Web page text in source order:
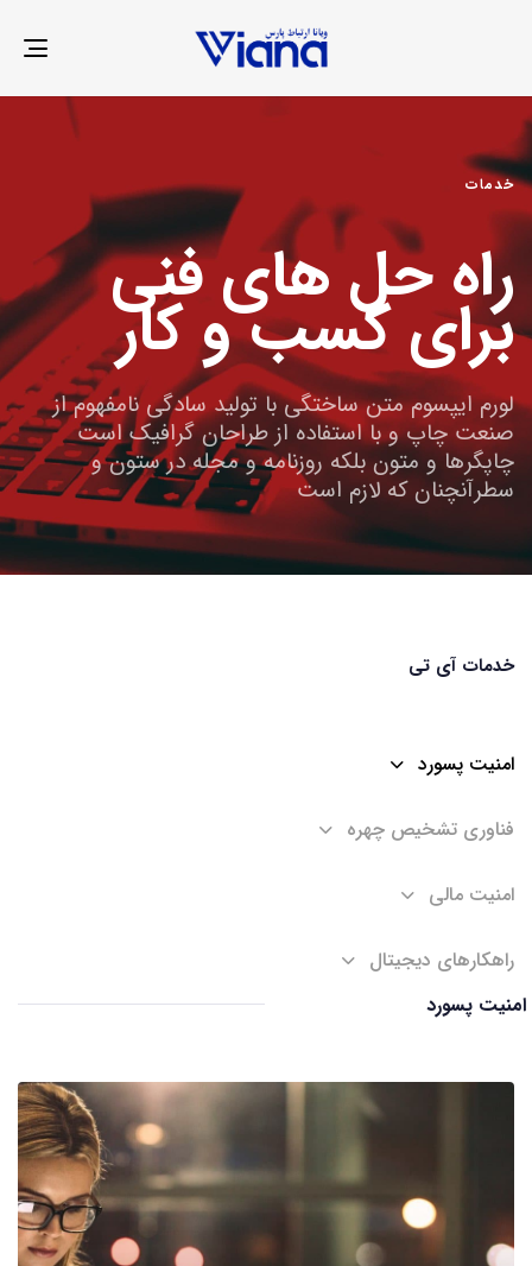
خدمات
راه حل های فنی
برای کسب و کار
لورم ایپسوم متن ساختگی با تولید سادگی نامفهوم از
صنعت چاپ و با استفاده از طراحان گرافیک است
چاپگرها و متون بلکه روزنامه و مجله در ستون و
سطرآنچنان که لازم است
خدمات آی تی
امنیت پسورد
فناوری تشخیص چهره
امنیت مالی
راهکارهای دیجیتال
امنیت پسورد